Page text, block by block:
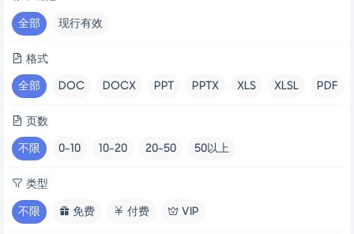
全部 现行有效
格式
全部 DOC DOCX PPT PPTX XLS XLSL PDF
页数
不限 0-10 10-20 20-50 50以上
类型
不限 免费 付费 VIP